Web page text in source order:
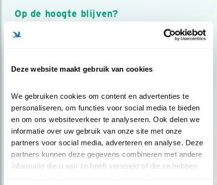
Deze website maakt gebruik van cookies
We gebruiken cookies om content en advertenties te
personaliseren, om functies voor social media te bieden
en om ons websiteverkeer te analyseren. Ook delen we
informatie over uw gebruik van onze site met onze
partners voor social media, adverteren en analyse. Deze
partners kunnen deze gegevens combineren met andere
informatie die u aan ze heeft verstrekt of die ze hebben
Op de hoogte blijven?
Meld je aan en ontvang nieuws, inspiratie, acties en tips
over vogels en activiteiten van Vogelbescherming.